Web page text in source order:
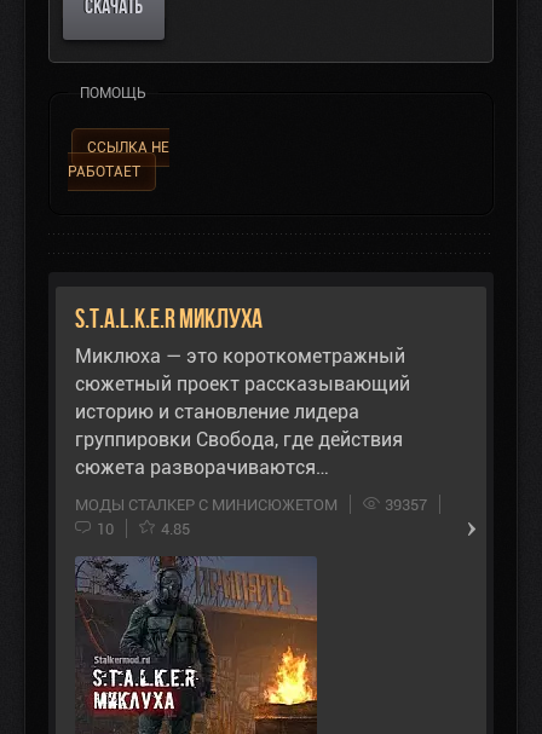
СКАЧАТЬ
ПОМОЩЬ
ССЫЛКА НЕ
РАБОТАЕТ
S.T.A.L.K.E.R Миклуха
Миклюха — это короткометражный
сюжетный проект рассказывающий
историю и становление лидера
группировки Свобода, где действия
сюжета разворачиваются…
МОДЫ СТАЛКЕР С МИНИСЮЖЕТОМ
39357
10
4.85